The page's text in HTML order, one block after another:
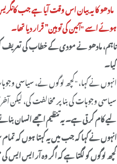
ہوئے اسے "آئین کی توہین” قرار دیا تھا۔
کیا۔
انہوں نے کہا، "کچھ لوگوں نے، سیاسی
سیاسی وجوہات کی بنا پر مخالفت کی، لیکن
لیے کام کرتی ہے۔ یہ تنظیم اچھے انسان
انہوں نے کہا کہ جب میں یہ کہتا ہوں کہ
کچھ لوگوں کو لگتا ہے کہ اگر وہ آر ایس ایس